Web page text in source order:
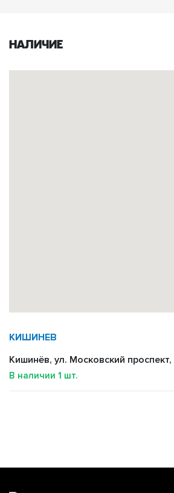
Наличие
КИШИНЕВ
Кишинёв, ул. Московский проспект,
В наличии 1 шт.